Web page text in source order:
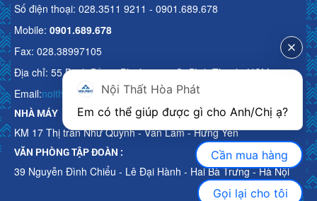
Số điện thoại: 028.3511 9211 - 0901.689.678
Mobile: 0901.689.678
Fax: 028.38997105
Địa chỉ: 55 Bạch Đằng, Phường 15, Q. Bình Thạnh, HCM
Email:noithathoaphattot@gmail.com
NHÀ MÁY
KM 17 Thị trấn Như Quỳnh - Văn Lâm - Hưng Yên
VĂN PHÒNG TẬP ĐOÀN :
39 Nguyễn Đình Chiểu - Lê Đại Hành - Hai Bà Trưng - Hà Nội
Nội Thất Hòa Phát
Cần mua hàng
Gọi lại cho tôi